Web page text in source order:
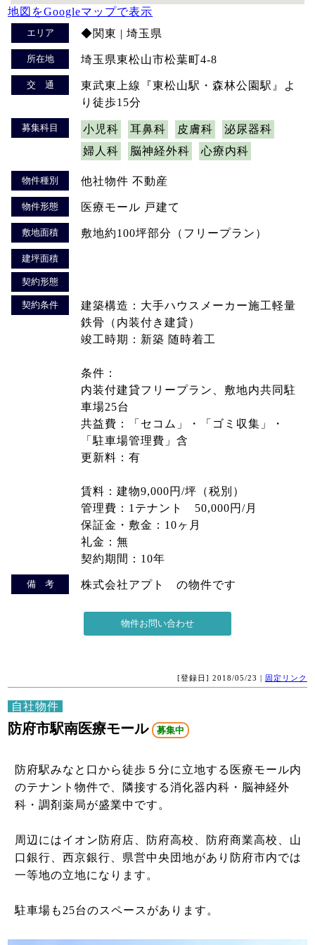
地図をGoogleマップで表示
エリア ◆関東 | 埼玉県
所在地 埼玉県東松山市松葉町4-8
交 通
東武東上線『東松山駅・森林公園駅』よ
り徒歩15分
募集科目 小児科 耳鼻科 皮膚科
泌尿器科
婦人科
脳神経外科 心療内科
物件種別 他社物件 不動産
物件形態 医療モール 戸建て
敷地面積 敷地約100坪部分（フリープラン）
建坪面積
契約形態
契約条件
建築構造：大手ハウスメーカー施工軽量
鉄骨（内装付き建貸）
竣工時期：新築 随時着工
条件：
内装付建貸フリープラン、敷地内共同駐
車場25台
共益費：「セコム」・「ゴミ収集」・
「駐車場管理費」含
更新料：有
賃料：建物9,000円/坪（税別）
管理費：1テナント 50,000円/月
保証金・敷金：10ヶ月
礼金：無
契約期間：10年
備 考 株式会社アプト の物件です
[登録日] 2018/05/23 | 固定リンク
自社物件
防府市駅南医療モール 募集中
防府駅みなと口から徒歩５分に立地する医療モール内
のテナント物件で、隣接する消化器内科・脳神経外
科・調剤薬局が盛業中です。
周辺にはイオン防府店、防府高校、防府商業高校、山
口銀行、西京銀行、県営中央団地があり防府市内では
一等地の立地になります。
​駐車場も25台のスペースがあります。